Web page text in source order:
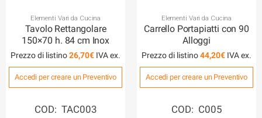
Elementi Vari da Cucina
Tavolo Rettangolare
150×70 h. 84 cm Inox
Prezzo di listino26,70€
Accedi per creare un Preventivo
COD: TAC003
Elementi Vari da Cucina
Carrello Portapiatti con 90
Alloggi
Prezzo di listino44,20€
Accedi per creare un Preventivo
COD: C005